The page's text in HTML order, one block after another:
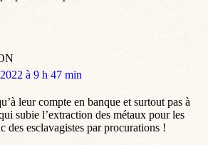
à 9 h 47 min
leur compte en banque et surtout pas à
subie l’extraction des métaux pour les
des esclavagistes par procurations !